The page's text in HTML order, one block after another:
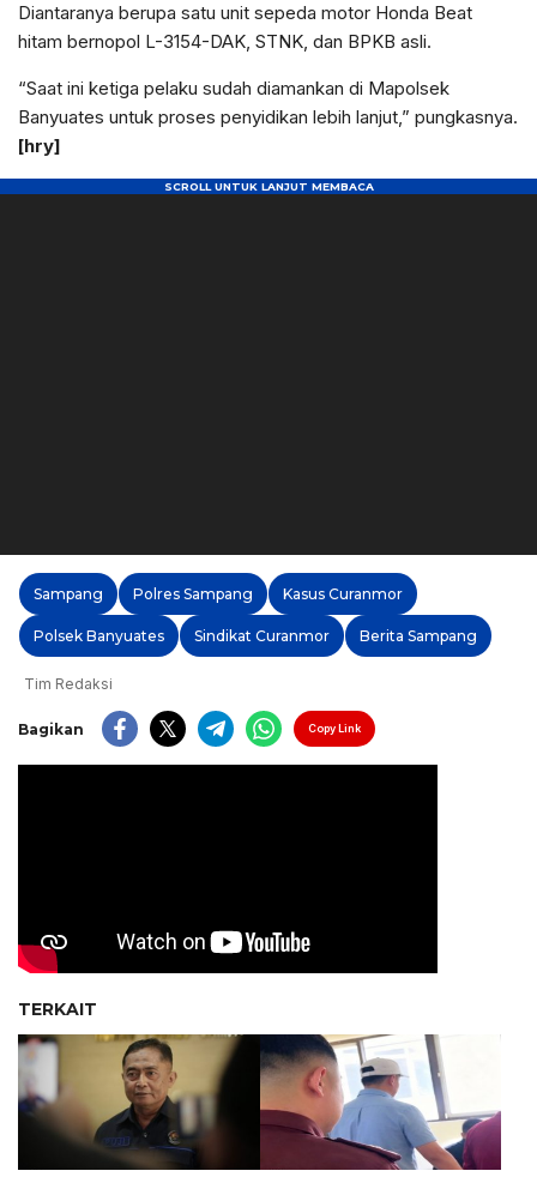
Diantaranya berupa satu unit sepeda motor Honda Beat
hitam bernopol L-3154-DAK, STNK, dan BPKB asli.
“Saat ini ketiga pelaku sudah diamankan di Mapolsek
Banyuates untuk proses penyidikan lebih lanjut,” pungkasnya.
[hry]
Sampang Polres Sampang Kasus Curanmor
Polsek Banyuates Sindikat Curanmor Berita Sampang
Tim Redaksi
Bagikan Copy Link
TERKAIT